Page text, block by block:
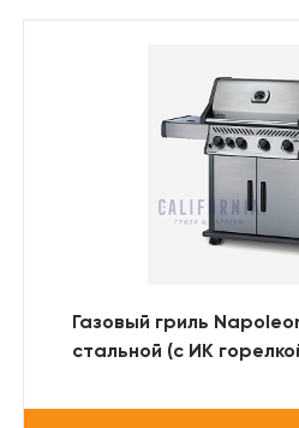
Газовый гриль
стальной (с ИК